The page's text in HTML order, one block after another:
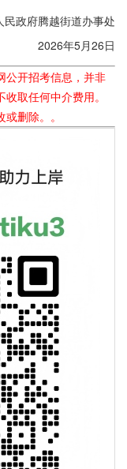
民政府腾越街道办事处
2026年5月26日
公开招考信息，并非
取任何中介费用。
删除。。